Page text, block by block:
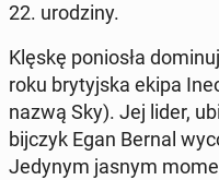
22. uro­dzi­ny.
Klęskę po­nio­sła
roku bry­tyj­ska ekipa
nazwą Sky). Jej lider,
bij­czyk Egan Bernal
Jedynym jasnym